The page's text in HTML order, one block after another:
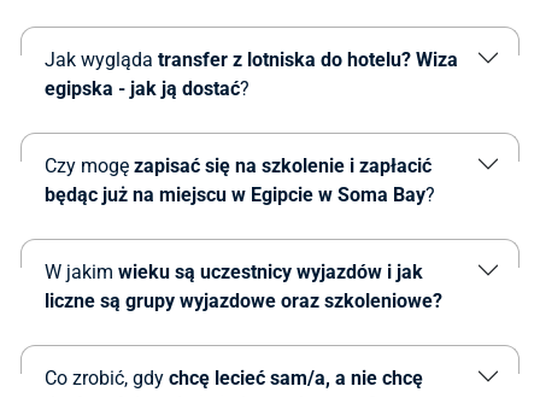
Jak wygląda transfer z lotniska do hotelu? Wiza
egipska - jak ją dostać?
Czy mogę zapisać się na szkolenie i zapłacić
będąc już na miejscu w Egipcie w Soma Bay?
W jakim wieku są uczestnicy wyjazdów i jak
liczne są grupy wyjazdowe oraz szkoleniowe?
Co zrobić, gdy chcę lecieć sam/a, a nie chcę